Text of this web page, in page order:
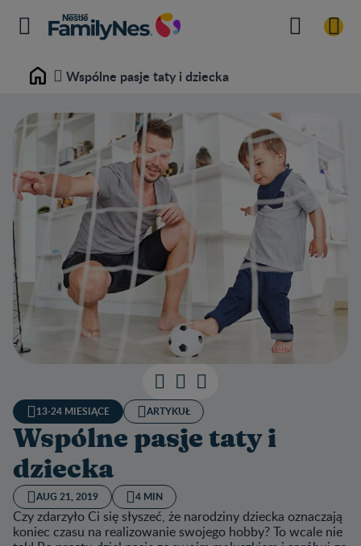
Home Wspólne pasje taty i dziecka
13-24 MIESIĄCE ARTYKUŁ
Wspólne pasje taty i
dziecka
AUG 21, 2019 4 MIN
Czy zdarzyło Ci się słyszeć, że narodziny dziecka oznaczają
koniec czasu na realizowanie swojego hobby? To wcale nie